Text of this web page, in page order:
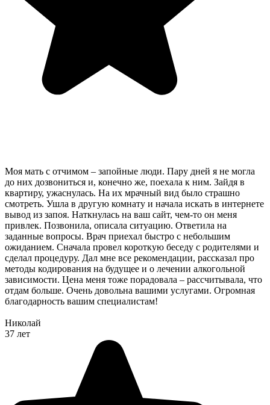
Моя мать с отчимом – запойные люди. Пару дней я не могла
до них дозвониться и, конечно же, поехала к ним. Зайдя в
квартиру, ужаснулась. На их мрачный вид было страшно
смотреть. Ушла в другую комнату и начала искать в интернете
вывод из запоя. Наткнулась на ваш сайт, чем-то он меня
привлек. Позвонила, описала ситуацию. Ответила на
заданные вопросы. Врач приехал быстро с небольшим
ожиданием. Сначала провел короткую беседу с родителями и
сделал процедуру. Дал мне все рекомендации, рассказал про
методы кодирования на будущее и о лечении алкогольной
зависимости. Цена меня тоже порадовала – рассчитывала, что
отдам больше. Очень довольна вашими услугами. Огромная
благодарность вашим специалистам!
Николай
37 лет